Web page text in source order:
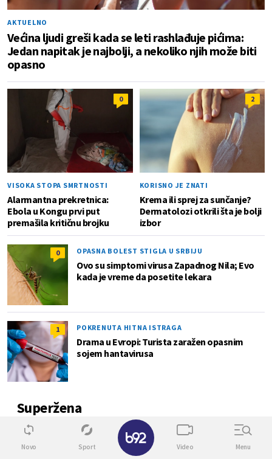
AKTUELNO
Većina ljudi greši kada se leti rashlađuje pićima:
Jedan napitak je najbolji, a nekoliko njih može biti
opasno
0
VISOKA STOPA SMRTNOSTI
Alarmantna prekretnica:
Ebola u Kongu prvi put
premašila kritičnu brojku
2
KORISNO JE ZNATI
Krema ili sprej za sunčanje?
Dermatolozi otkrili šta je bolji
izbor
0 OPASNA BOLEST STIGLA U SRBIJU
Ovo su simptomi virusa Zapadnog Nila; Evo
kada je vreme da posetite lekara
1 POKRENUTA HITNA ISTRAGA
Drama u Evropi: Turista zaražen opasnim
sojem hantavirusa
Superžena
0
Novo Sport Video Menu
✕